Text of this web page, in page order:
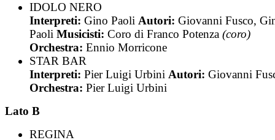
IDOLO NERO
Interpreti: Gino Paoli Autori: Giovanni Fusco,
Paoli Musicisti: Coro di Franco Potenza (coro)
Orchestra: Ennio Morricone
STAR BAR
Interpreti: Pier Luigi Urbini Autori: Giovanni
Orchestra: Pier Luigi Urbini
Lato B
REGINA